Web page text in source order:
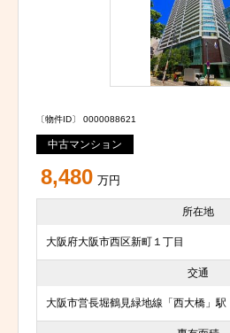
〔物件ID〕 0000088621
中古マンション
8,480 万円
所在地
大阪府大阪市西区新町１丁目
交通
大阪市営長堀鶴見緑地線「西大橋」